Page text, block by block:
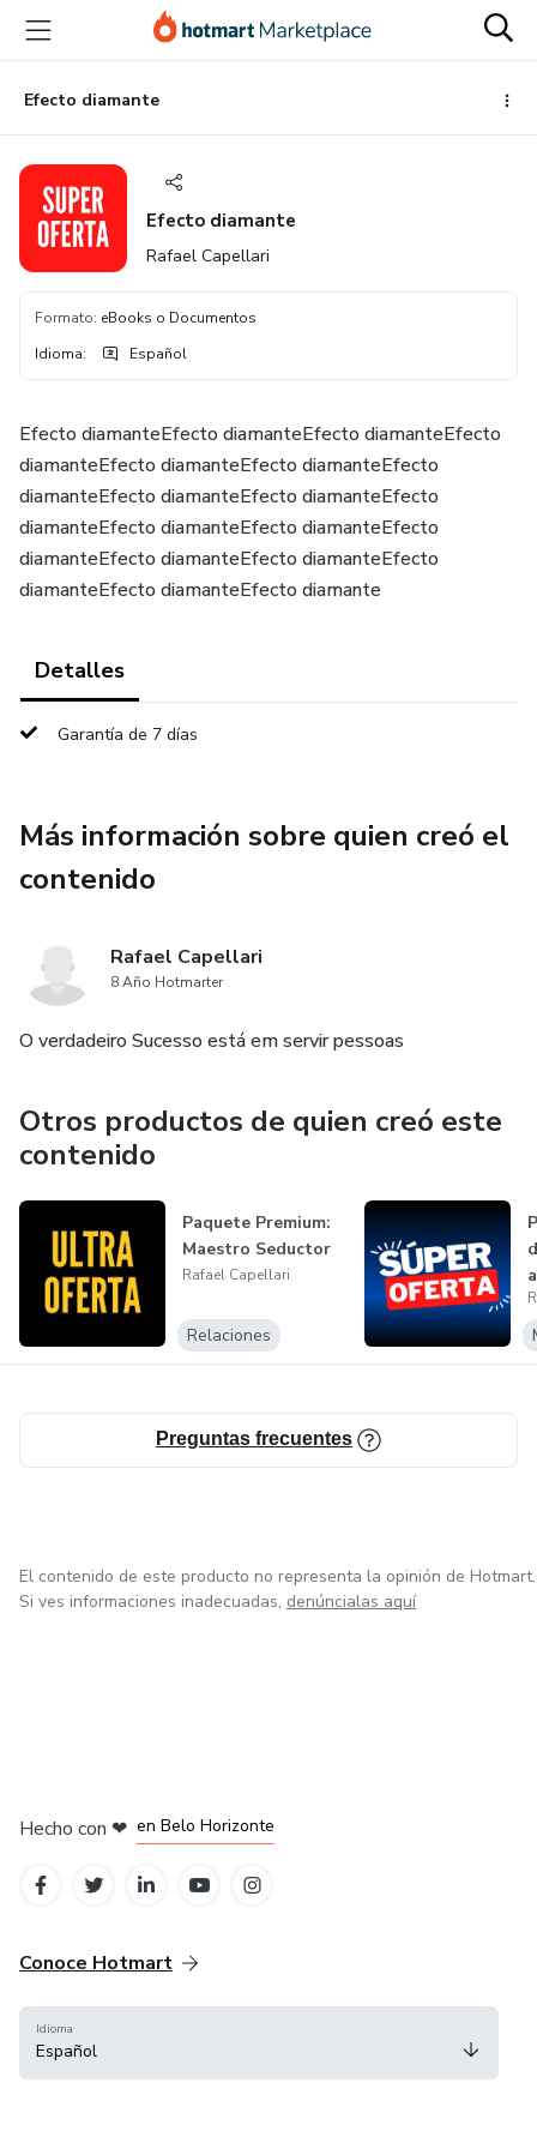
principal
página
de
página
Efecto diamante
Efecto diamante
Rafael Capellari
Formato: eBooks o Documentos
Idioma: Español
Efecto diamanteEfecto diamanteEfecto diamanteEfecto
diamanteEfecto diamanteEfecto diamanteEfecto
diamanteEfecto diamanteEfecto diamanteEfecto
diamanteEfecto diamanteEfecto diamanteEfecto
diamanteEfecto diamanteEfecto diamanteEfecto
diamanteEfecto diamanteEfecto diamante
Detalles
Garantía de 7 días
Más información sobre quien creó el
contenido
Rafael Capellari
8 Año Hotmarter
O verdadeiro Sucesso está em servir pessoas
Otros productos de quien creó este
contenido
Paquete Premium:
Maestro Seductor
Rafael Capellari
Relaciones
Preguntas frecuentes
El contenido de este producto no representa la opinión de Hotmart.
Si ves informaciones inadecuadas, denúncialas aquí
Hecho con ❤ en Belo Horizonte
Conoce Hotmart
Idioma
Español